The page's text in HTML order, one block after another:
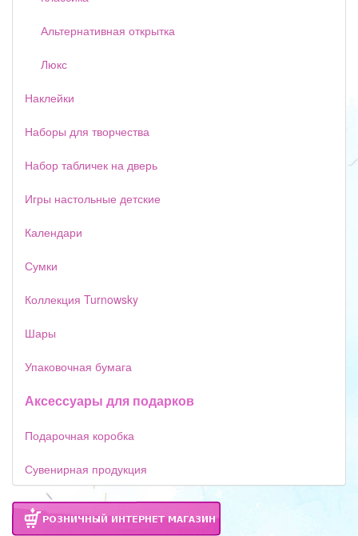
Альтернативная открытка
Люкс
Наклейки
Наборы для творчества
Набор табличек на дверь
Игры настольные детские
Календари
Сумки
Коллекция Turnowsky
Шары
Упаковочная бумага
Аксессуары для подарков
Подарочная коробка
Сувенирная продукция